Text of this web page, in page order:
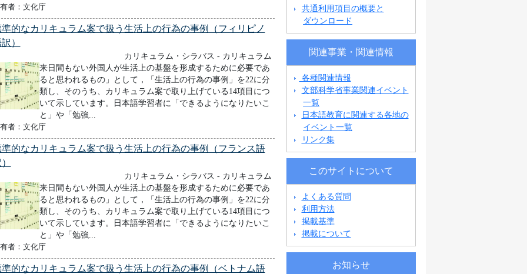
者：文化庁
的なカリキュラム案で扱う生活上の行為の事例（フィリピノ
）
カリキュラム・シラバス - カリキュラム
来日間もない外国人が生活上の基盤を形成するために必要であ
ると思われるもの」として，「生活上の行為の事例」を22に分
類し、そのうち、カリキュラム案で取り上げている14項目につ
いて示しています。日本語学習者に「できるようになりたいこ
と」や「勉強...
者：文化庁
的なカリキュラム案で扱う生活上の行為の事例（フランス語
カリキュラム・シラバス - カリキュラム
来日間もない外国人が生活上の基盤を形成するために必要であ
ると思われるもの」として，「生活上の行為の事例」を22に分
類し、そのうち、カリキュラム案で取り上げている14項目につ
いて示しています。日本語学習者に「できるようになりたいこ
と」や「勉強...
者：文化庁
的なカリキュラム案で扱う生活上の行為の事例（ベトナム語
共通利用項目の概要と
ダウンロード
関連事業・関連情報
各種関連情報
文部科学省事業関連イベント
一覧
日本語教育に関連する各地の
イベント一覧
リンク集
このサイトについて
よくある質問
利用方法
掲載基準
掲載について
お知らせ